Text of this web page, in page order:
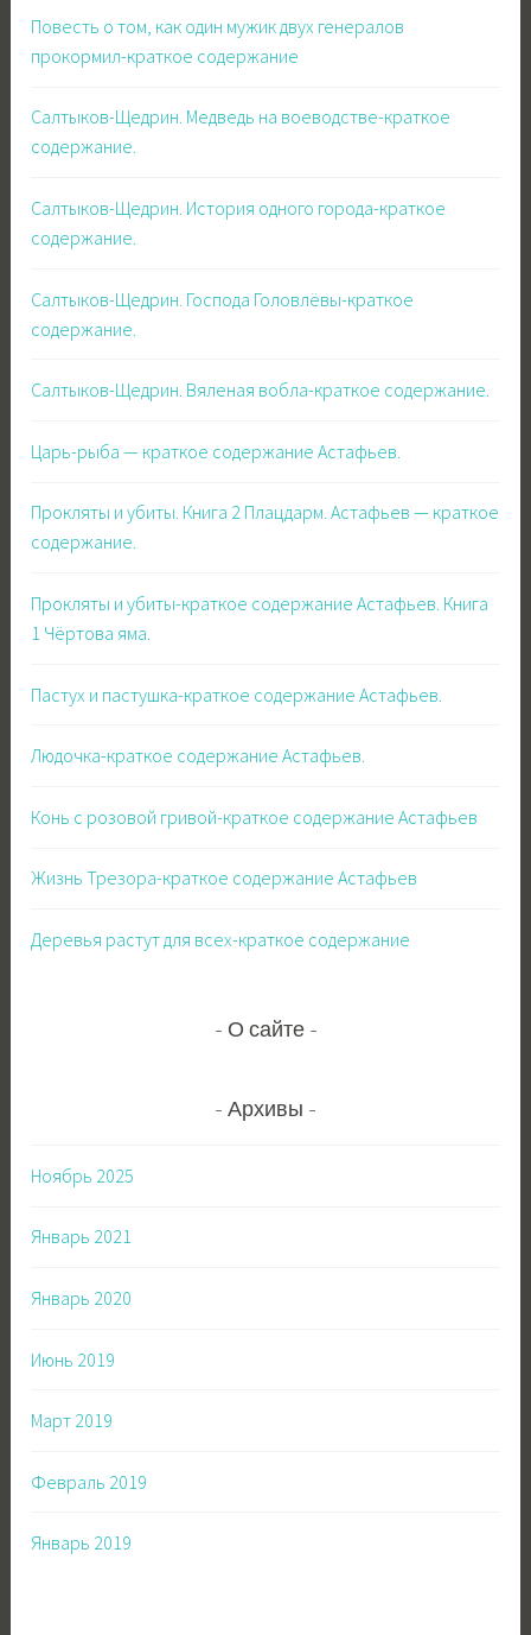
Повесть о том, как один мужик двух генералов
прокормил-краткое содержание
Салтыков-Щедрин. Медведь на воеводстве-краткое
содержание.
Салтыков-Щедрин. История одного города-краткое
содержание.
Салтыков-Щедрин. Господа Головлёвы-краткое
содержание.
Салтыков-Щедрин. Вяленая вобла-краткое содержание.
Царь-рыба — краткое содержание Астафьев.
Прокляты и убиты. Книга 2 Плацдарм. Астафьев — краткое
содержание.
Прокляты и убиты-краткое содержание Астафьев. Книга
1 Чёртова яма.
Пастух и пастушка-краткое содержание Астафьев.
Людочка-краткое содержание Астафьев.
Конь с розовой гривой-краткое содержание Астафьев
Жизнь Трезора-краткое содержание Астафьев
Деревья растут для всех-краткое содержание
О сайте
Архивы
Ноябрь 2025
Январь 2021
Январь 2020
Июнь 2019
Март 2019
Февраль 2019
Январь 2019